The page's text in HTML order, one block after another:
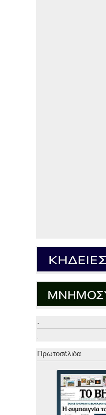
.
.
Πρωτοσέλιδα